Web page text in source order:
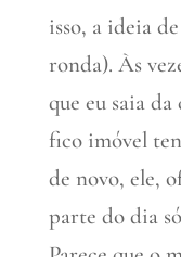
isso, a ideia
ronda). Às
que eu saia da
fico imóvel
de novo, ele,
parte do dia